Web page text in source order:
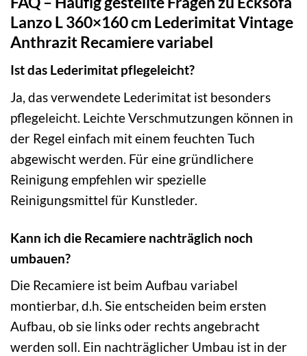
Lanzo L 360×160 cm Lederimitat Vintage
Anthrazit Recamiere variabel
Ist das Lederimitat pflegeleicht?
Ja, das verwendete Lederimitat ist besonders
pflegeleicht. Leichte Verschmutzungen können in
der Regel einfach mit einem feuchten Tuch
abgewischt werden. Für eine gründlichere
Reinigung empfehlen wir spezielle
Reinigungsmittel für Kunstleder.
Kann ich die Recamiere nachträglich noch
umbauen?
Die Recamiere ist beim Aufbau variabel
montierbar, d.h. Sie entscheiden beim ersten
Aufbau, ob sie links oder rechts angebracht
werden soll. Ein nachträglicher Umbau ist in der